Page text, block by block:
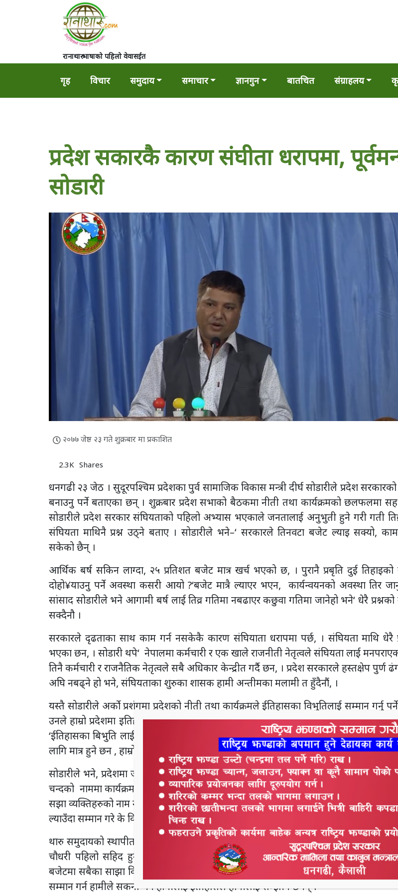
रानाथारु भाषाको पहिलो वेवासईत
गृह विचार समुदाय समाचार ज्ञानगुन बातचित संग्राहलय
प्रदेश सकारकै कारण संघीता धरापमा,
सोडारी
२०७७ जेष्ठ २३ गते शुक्रबार मा प्रकाशित
2.3K Shares
धनगढी २३ जेठ । सुदूरपश्चिम प्रदेशका पुर्व सामाजिक विकास मन्त्री दीर्घ सोडारीले प्रदेश सरकारको
बनाउनु पर्ने बताएका छन् । शुक्रबार प्रदेश सभाको बैठकमा नीती तथा कार्यक्रमको छलफलमा
सोडारीले प्रदेश सरकार संघियताको पहिलो अभ्यास भएकाले जनतालाई अनुभुती हुने गरी गती
संघियता माथिनै प्रश्न उठ्ने बताए । सोडारीले भने–‘ सरकारले तिनवटा बजेट ल्याइ सक्यो,
सकेको छैन् ।
आर्थिक बर्ष सकिन लाग्दा, २५ प्रतिशत बजेट मात्र खर्च भएको छ, । पुरानै प्रबृति दुई
दोहो¥याउनु पर्ने अवस्था कसरी आयो ?‘बजेट मात्रै ल्याएर भएन, कार्यन्वयनको अवस्था तिर
सांसाद सोडारीले भने आगामी बर्ष लाई तिव्र गतिमा नबढाएर कछुवा गतिमा जानेहो भने‘ धेरै प्रश्नको
सक्दैनौ ।
सरकारले दृढताका साथ काम गर्न नसकेकै कारण संघियाता धरापमा पर्छ, । संघियता माथि धेरै
भएका छन, । सोडारी थपे‘ नेपालमा कर्मचारी र एक खाले राजनीती नेतृत्वले संघियता लाई
तिनै कर्मचारी र राजनैतिक नेतृत्वले सबै अधिकार केन्द्रीत गर्दै छन, । प्रदेश सरकारले हस्तक्षेप पुर्ण
अघि नबढ्ने हो भने, संघियताका शुरुका शासक हामी अन्तीमका मलामी त हुँदैनौं, ।
यस्तै सोडारीले अर्को प्रशंगमा प्रदेशको नीती तथा कार्यक्रमले ईतिहासका विभुतिलाई सम्मान गर्नु
उनले हाम्रो प्रदेशमा इतिहासका बोकेका विभूतिहरुको नाम बाट कार्यक्रम ल्याउन सुझाब दिए ।
‘ईतिहासका बिभुति लाई सम्मान गर्न सकेनौ भने, शतिmमा भएका बेला प्रयोग भएका गाडी घोडा
लागि मात्र हुने छन , हाम्रो सम्मान पनि भविस्यमा हुने छैन, ।’
सोडारीले भने, प्रदेशमा जन्मीएका जयपृथ्वी बहादुर सिंह, पहलमान सिंह स्वाँर, द्धारीका देवि
चन्दको नाममा कार्यक्रम लेख्न कस्ले रोक्यो ,। टिकाराम पार्की मन्दीरमा पहिलो पटक प्रवेश गर्ने
सझा व्यक्तिहरुको नाम नीती तथा कार्यक्रममै ल्याउन कस्ले रोक्यो, । ‘भिम दत्त पन्तको नाम कृषिको
ल्याउँदा सम्मान गरे के विग्रिन्छ ।, सिमाका लागि लड्ने प्रेम सिंह धामीको नाम कर्यक्रममा लेख्दा के
थारु समुदायको स्थापीत नाम चक्र डगौरा थारु युद्धको चपेटामा मारीनु भयो, । माओवादी
चौधरी पहिलो सहिद हुनु भयो, उहाँहरु लाई साझा व्यक्ति किन बनाउन नसक्ने । सोडारीले
बजेटमा सबैका साझा विभुतीहरुको नाम बाट कार्यक्रम ल्याउनु पर्छ ,। विरंगाना स्वाभीमानी
सम्मान गर्न हामीले सकनौं भने हामीलाई ईतीहासले हामीलाई सम्झीने छैनन् ।